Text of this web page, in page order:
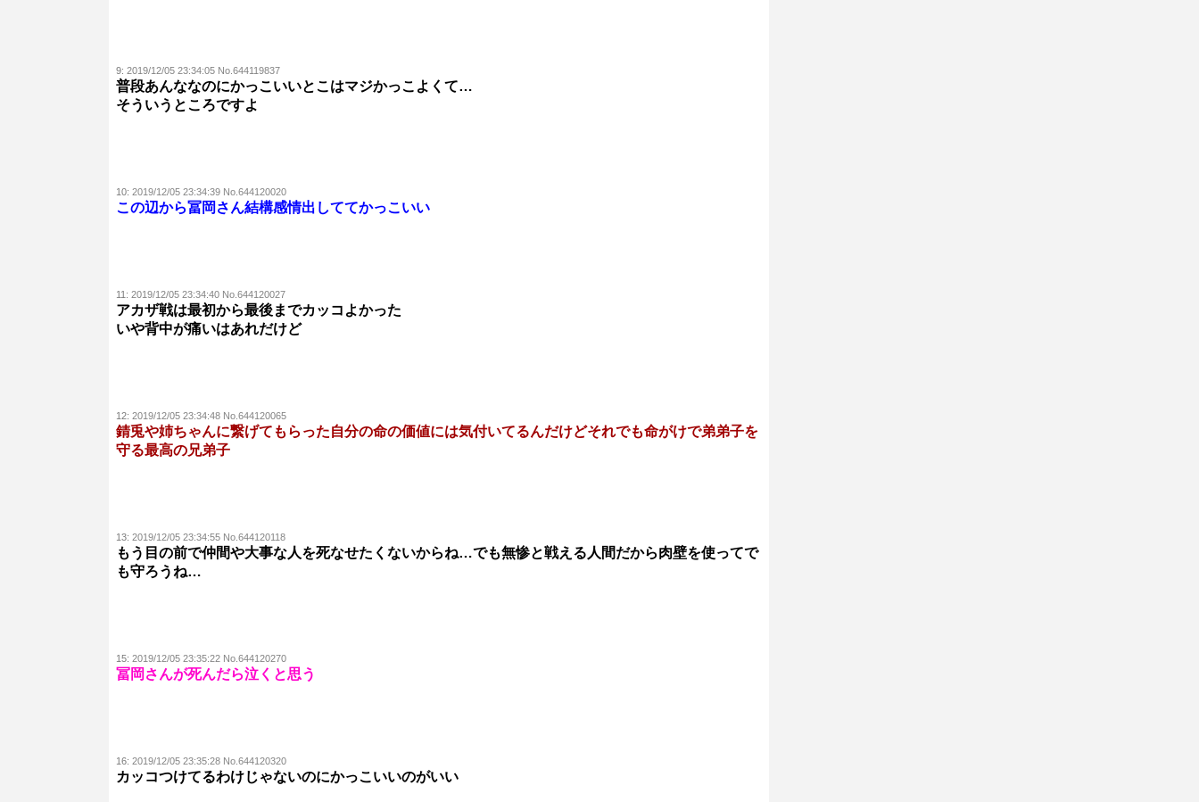
9: 2019/12/05 23:34:05 No.644119837
普段あんななのにかっこいいとこはマジかっこよくて…
そういうところですよ
10: 2019/12/05 23:34:39 No.644120020
この辺から冨岡さん結構感情出しててかっこいい
11: 2019/12/05 23:34:40 No.644120027
アカザ戦は最初から最後までカッコよかった
いや背中が痛いはあれだけど
12: 2019/12/05 23:34:48 No.644120065
錆兎や姉ちゃんに繋げてもらった自分の命の価値には気付いてるんだけどそれでも命がけで弟弟子を
守る最高の兄弟子
13: 2019/12/05 23:34:55 No.644120118
もう目の前で仲間や大事な人を死なせたくないからね…でも無惨と戦える人間だから肉壁を使ってで
も守ろうね…
15: 2019/12/05 23:35:22 No.644120270
冨岡さんが死んだら泣くと思う
16: 2019/12/05 23:35:28 No.644120320
カッコつけてるわけじゃないのにかっこいいのがいい